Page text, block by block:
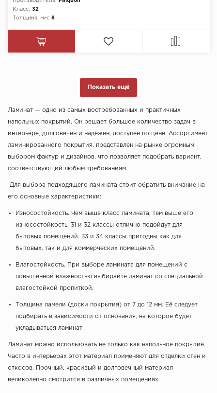
Класс: 32
Толщина, мм: 8
Показать ещё
Ламинат — одно из самых востребованных и практичных
напольных покрытий. Он решает большое количество задач в
интерьере, долговечен и надёжен, доступен по цене. Ассортимент
ламинированного покрытия, представлен на рынке огромным
выбором фактур и дизайнов, что позволяет подобрать вариант,
соответствующий любым требованиям.
Для выбора подходящего ламината стоит обратить внимание на
его основные характеристики:
Износостойкость. Чем выше класс ламината, тем выше его
износостойкость. 31 и 32 классы отлично подойдут для
бытовых помещений. 33 и 34 классы пригодны как для
бытовых, так и для коммерческих помещений.
Влагостойкость. При выборе ламината для помещений с
повышенной влажностью выбирайте ламинат со специальной
влагостойкой пропиткой.
Толщина ламели (доски покрытия) от 7 до 12 мм. Её следует
подбирать в зависимости от основания, на которое будет
укладываться ламинат.
Ламинат можно использовать не только как напольное покрытие.
Часто в интерьерах этот материал применяют для отделки стен и
откосов. Прочный, красивый и долговечный материал
великолепно смотрится в различных помещениях.